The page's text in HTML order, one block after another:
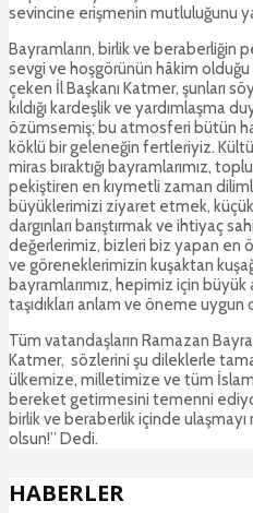
sevincine erişmenin mutluluğunu
Bayramların, birlik ve beraberliğin
sevgi ve hoşgörünün hâkim
çeken İl Başkanı Katmer, şunları
kıldığı kardeşlik ve yardımlaşma
özümsemiş; bu atmosferi bütün
köklü bir geleneğin fertleriyiz.
miras bıraktığı bayramlarımız,
pekiştiren en kıymetli zaman
büyüklerimizi ziyaret etmek,
dargınları barıştırmak ve ihtiyaç
değerlerimiz, bizleri biz yapan en
ve göreneklerimizin kuşaktan
bayramlarımız, hepimiz için
taşıdıkları anlam ve öneme uygun
Tüm vatandaşların Ramazan
Katmer, sözlerini şu dileklerle
ülkemize, milletimize ve tüm İslam
bereket getirmesini temenni
birlik ve beraberlik içinde
olsun!” Dedi.
HABERLER